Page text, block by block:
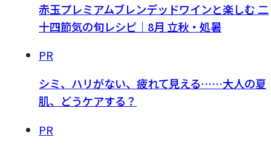
赤玉プレミアムブレンデッドワインと楽しむ 二
十四節気の旬レシピ｜8月 立秋・処暑
PR
シミ、ハリがない、疲れて見える……大人の夏
肌、どうケアする？
PR